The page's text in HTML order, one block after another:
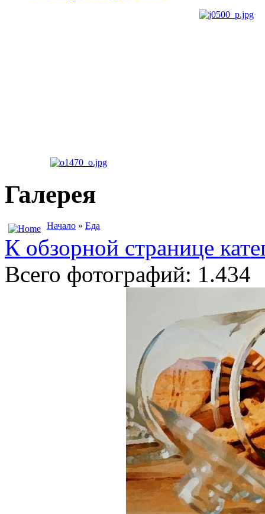
Галерея
Начало » Еда
К обзорной странице
Всего фотографий: 1.434